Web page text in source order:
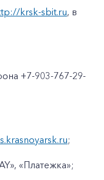
krsk-sbit.ru, в
+7-903-767-29-
;
«Платежка»;